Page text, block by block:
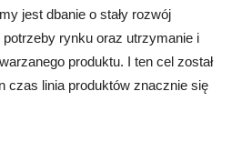
jest dbanie o stały rozwój
rynku oraz utrzymanie i
produktu. I ten cel został
czas linia produktów znacznie się